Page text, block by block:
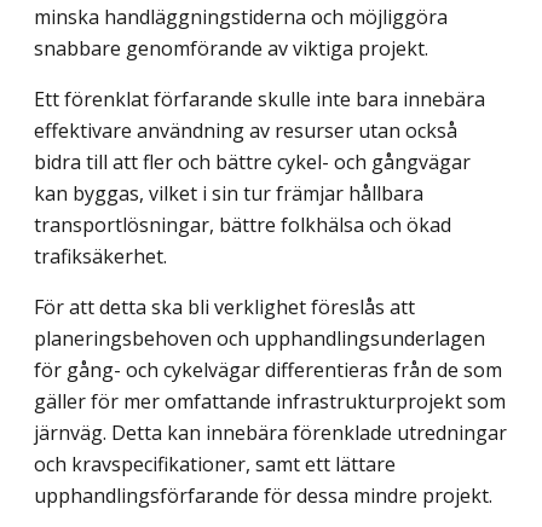
minska hand­läggnings­tiderna och möjliggöra
snabbare genomförande av viktiga projekt.
Ett förenklat förfarande skulle inte bara innebära
effektivare användning av resurser utan också
bidra till att fler och bättre cykel- och gångvägar
kan byggas, vilket i sin tur främjar hållbara
transportlösningar, bättre folkhälsa och ökad
trafiksäkerhet.
För att detta ska bli verklighet föreslås att
planeringsbehoven och upphandlings­underlagen
för gång- och cykelvägar differentieras från de som
gäller för mer omfattande infrastrukturprojekt som
järnväg. Detta kan innebära förenklade utredningar
och kravspecifikationer, samt ett lättare
upphandlingsförfarande för dessa mindre projekt.